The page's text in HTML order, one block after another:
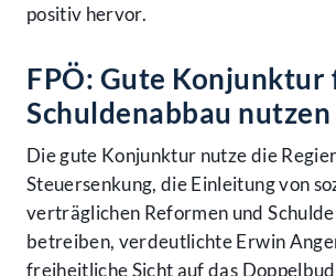
positiv hervor.
FPÖ: Gute Konjunktur
Schuldenabbau nutzen
Die gute Konjunktur nutze die
Steuersenkung, die Einleitung von
verträglichen Reformen und
betreiben, verdeutlichte Erwin
freiheitliche Sicht auf das